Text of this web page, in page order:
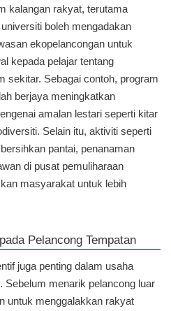
kalangan rakyat, terutama
boleh mengadakan
ekopelancongan untuk
kepada pelajar tentang
sekitar. Sebagai contoh, program
berjaya meningkatkan
amalan lestari seperti kitar
Selain itu, aktiviti seperti
pantai, penanaman
di pusat pemuliharaan
masyarakat untuk lebih
Pelancong Tempatan
juga penting dalam usaha
Sebelum menarik pelancong luar
untuk menggalakkan rakyat